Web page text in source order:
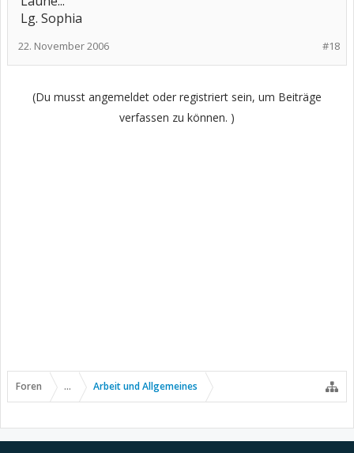
Lg. Sophia
#18
22. November 2006
(Du musst angemeldet oder registriert sein, um Beiträge
verfassen zu können. )
Foren ... Arbeit und Allgemeines